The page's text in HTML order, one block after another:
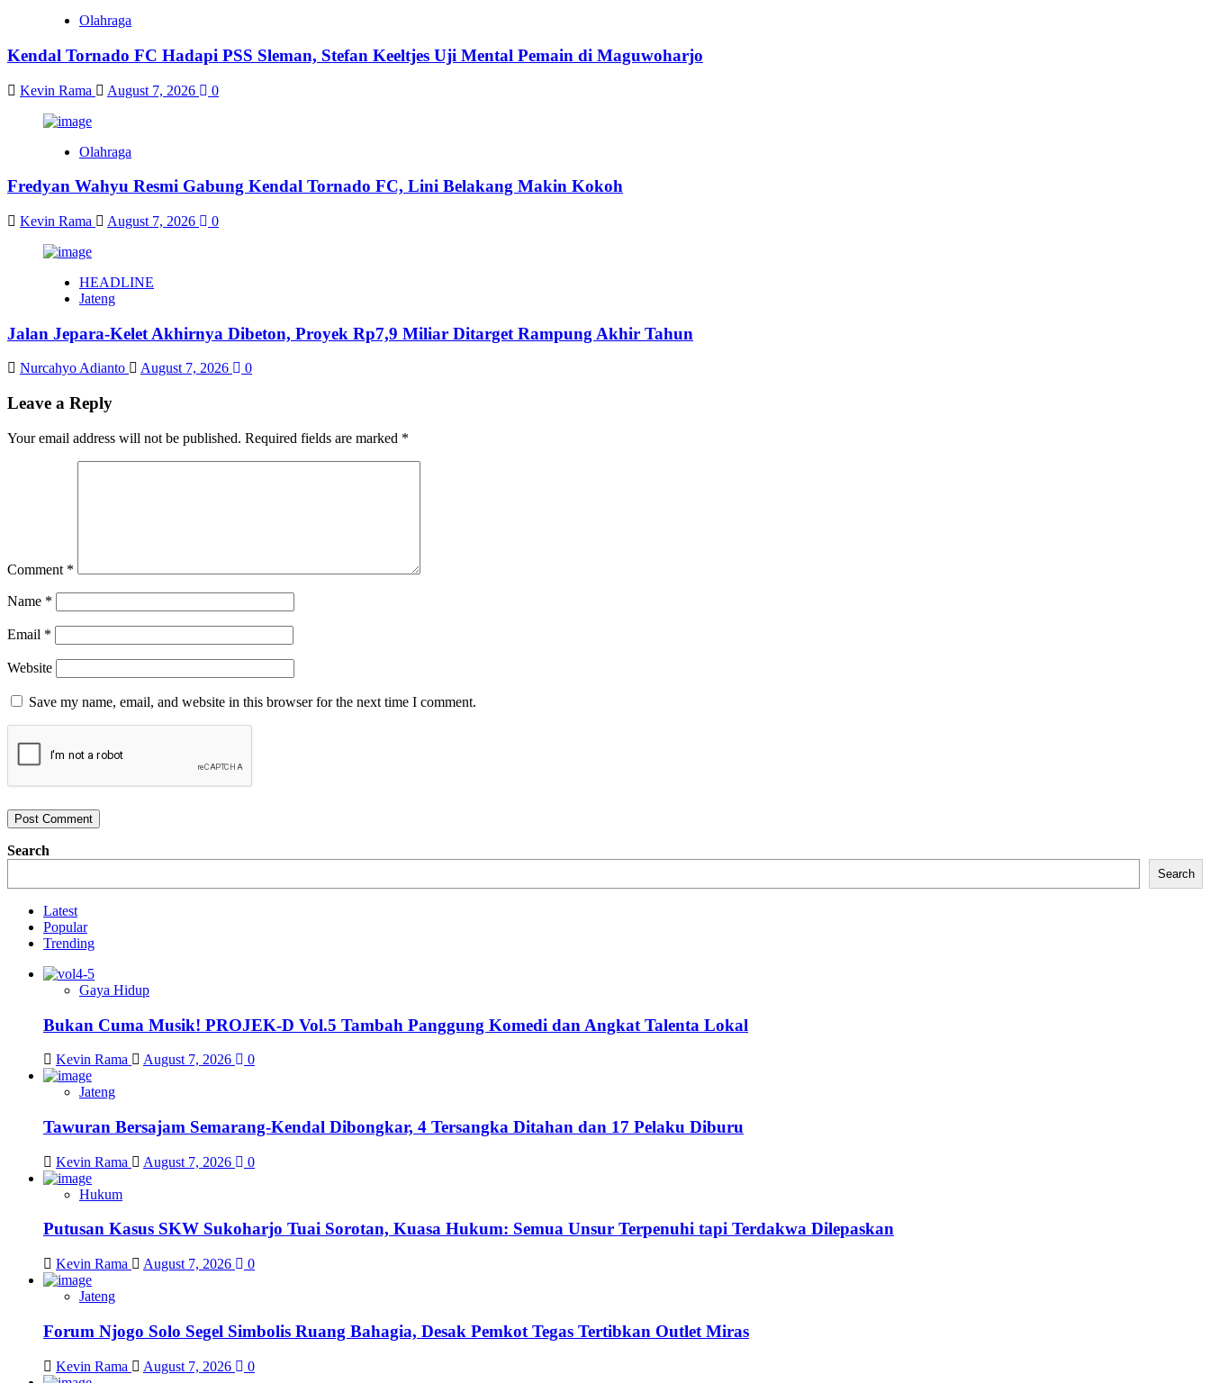
Olahraga
Kendal Tornado FC Hadapi PSS Sleman, Stefan Keeltjes Uji Mental Pemain di Maguwoharjo
Kevin Rama August 7, 2026 0
Olahraga
Fredyan Wahyu Resmi Gabung Kendal Tornado FC, Lini Belakang Makin Kokoh
Kevin Rama August 7, 2026 0
HEADLINE
Jateng
Jalan Jepara-Kelet Akhirnya Dibeton, Proyek Rp7,9 Miliar Ditarget Rampung Akhir Tahun
Nurcahyo Adianto August 7, 2026 0
Leave a Reply
Your email address will not be published. Required fields are marked *
Comment *
Name *
Email *
Website
Save my name, email, and website in this browser for the next time I comment.
Search
Search
Latest
Popular
Trending
Gaya Hidup
Bukan Cuma Musik! PROJEK-D Vol.5 Tambah Panggung Komedi dan Angkat Talenta Lokal
Kevin Rama August 7, 2026 0
Jateng
Tawuran Bersajam Semarang-Kendal Dibongkar, 4 Tersangka Ditahan dan 17 Pelaku Diburu
Kevin Rama August 7, 2026 0
Hukum
Putusan Kasus SKW Sukoharjo Tuai Sorotan, Kuasa Hukum: Semua Unsur Terpenuhi tapi Terdakwa Dilepaskan
Kevin Rama August 7, 2026 0
Jateng
Forum Njogo Solo Segel Simbolis Ruang Bahagia, Desak Pemkot Tegas Tertibkan Outlet Miras
Kevin Rama August 7, 2026 0